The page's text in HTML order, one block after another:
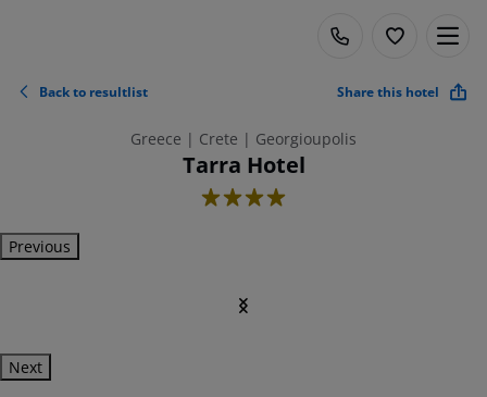
Back to resultlist Share this hotel
Greece | Crete | Georgioupolis
Tarra Hotel
4
Previous
Next